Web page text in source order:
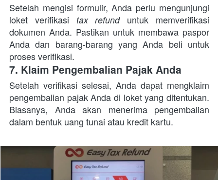
Setelah mengisi formulir, Anda perlu mengunjungi
loket verifikasi tax refund untuk memverifikasi
dokumen Anda. Pastikan untuk membawa paspor
Anda dan barang-barang yang Anda beli untuk
proses verifikasi.
7. Klaim Pengembalian Pajak Anda
Setelah verifikasi selesai, Anda dapat mengklaim
pengembalian pajak Anda di loket yang ditentukan.
Biasanya, Anda akan menerima pengembalian
dalam bentuk uang tunai atau kredit kartu.